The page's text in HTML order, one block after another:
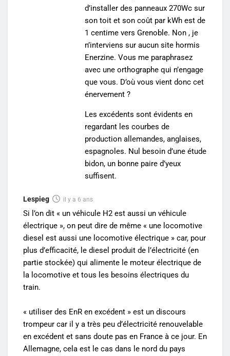
d’installer des panneaux 270Wc sur
son toit et son coût par kWh est de
1 centime vers Grenoble. Non , je
n’interviens sur aucun site hormis
Enerzine. Vous me paraphrasez
avec une orthographe qui n’engage
que vous. D’où vous vient donc cet
énervement ?
Les excédents sont évidents en
regardant les courbes de
production allemandes, anglaises,
espagnoles. Nul besoin d’une étude
bidon, un bonne paire d’yeux
suffisent.
Lespieg il y a 6 ans
Si l’on dit « un véhicule H2 est aussi un véhicule
électrique », on peut dire de même « une locomotive
diesel est aussi une locomotive électrique » car, pour
plus d’efficacité, le diesel produit de l’électricité (en
partie stockée) qui alimente le moteur électrique de
la locomotive et tous les besoins électriques du
train.
« utiliser des EnR en excédent » est un discours
trompeur car il y a très peu d’électricité renouvelable
en excédent et sans doute pas en France à ce jour. En
Allemagne, cela est le cas dans le nord du pays